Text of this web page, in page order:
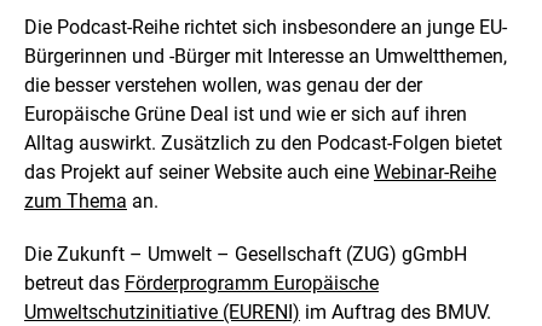
r
t
e
n
D
a
r
s
t
l
l
u
Die Podcast-Reihe richtet sich insbesondere an junge EU-
Bürgerinnen und -Bürger mit Interesse an Umweltthemen,
die besser verstehen wollen, was genau der der
Europäische Grüne Deal ist und wie er sich auf ihren
Alltag auswirkt. Zusätzlich zu den Podcast-Folgen bietet
das Projekt auf seinerWebsite auch eine Webinar-Reihe
zum Thema an.
Die Zukunft – Umwelt – Gesellschaft (ZUG) gGmbH
betreut das Förderprogramm Europäische
Umweltschutzinitiative (EURENI) im Auftrag des BMUV.